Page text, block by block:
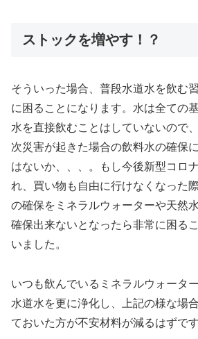
ストックを増やす！？
そういった場合、普段水道水を飲む
に困ることになります。水は全ての
水を直接飲むことはしていないので
次災害が起きた場合の飲料水の確保
はないか、、、。もし今後新型コロ
れ、買い物も自由に行けなくなった
の確保をミネラルウォーターや天然
確保出来ないとなったら非常に困る
いました。
いつも飲んでいるミネラルウォータ
水道水を更に浄化し、上記の様な場
ておいた方が不安材料が減るはずです